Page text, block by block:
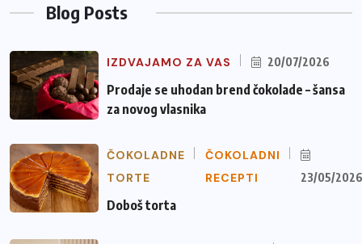
Blog Posts
IZDVAJAMO ZA VAS 20/07/2026
Prodaje se uhodan brend čokolade – šansa
za novog vlasnika
ČOKOLADNE
TORTE
ČOKOLADNI
RECEPTI
23/05/2026
Doboš torta